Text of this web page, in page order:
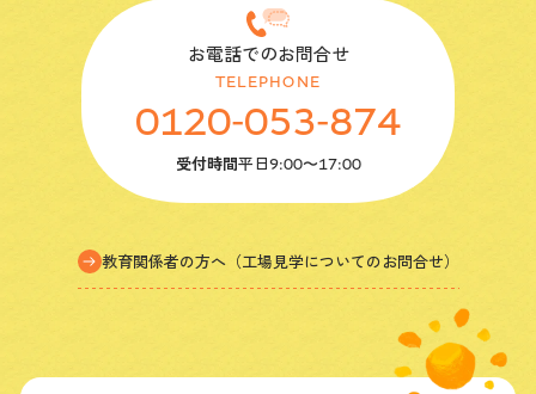
お電話でのお問合せ
TELEPHONE
0120-053-874
受付時間平日9:00〜17:00
教育関係者の方へ（工場見学についてのお問合せ）